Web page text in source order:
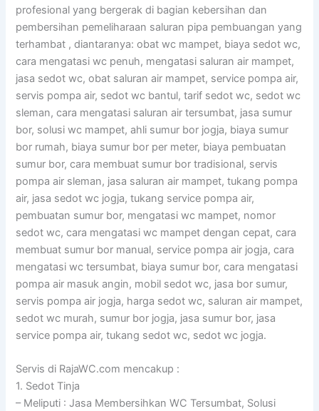
profesional yang bergerak di bagian kebersihan dan
pembersihan pemeliharaan saluran pipa pembuangan yang
terhambat , diantaranya: obat wc mampet, biaya sedot wc,
cara mengatasi wc penuh, mengatasi saluran air mampet,
jasa sedot wc, obat saluran air mampet, service pompa air,
servis pompa air, sedot wc bantul, tarif sedot wc, sedot wc
sleman, cara mengatasi saluran air tersumbat, jasa sumur
bor, solusi wc mampet, ahli sumur bor jogja, biaya sumur
bor rumah, biaya sumur bor per meter, biaya pembuatan
sumur bor, cara membuat sumur bor tradisional, servis
pompa air sleman, jasa saluran air mampet, tukang pompa
air, jasa sedot wc jogja, tukang service pompa air,
pembuatan sumur bor, mengatasi wc mampet, nomor
sedot wc, cara mengatasi wc mampet dengan cepat, cara
membuat sumur bor manual, service pompa air jogja, cara
mengatasi wc tersumbat, biaya sumur bor, cara mengatasi
pompa air masuk angin, mobil sedot wc, jasa bor sumur,
servis pompa air jogja, harga sedot wc, saluran air mampet,
sedot wc murah, sumur bor jogja, jasa sumur bor, jasa
service pompa air, tukang sedot wc, sedot wc jogja.
Servis di RajaWC.com mencakup :
1. Sedot Tinja
– Meliputi : Jasa Membersihkan WC Tersumbat, Solusi